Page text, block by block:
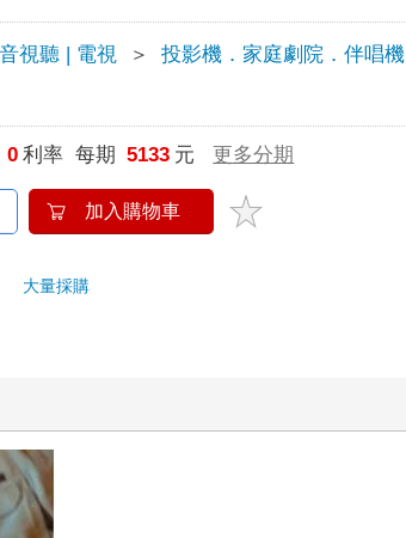
視聽 | 電視 ＞ 投影機．家庭劇院．伴唱機
0 利率 每期 5133 元 更多分期
加入購物車
大量採購